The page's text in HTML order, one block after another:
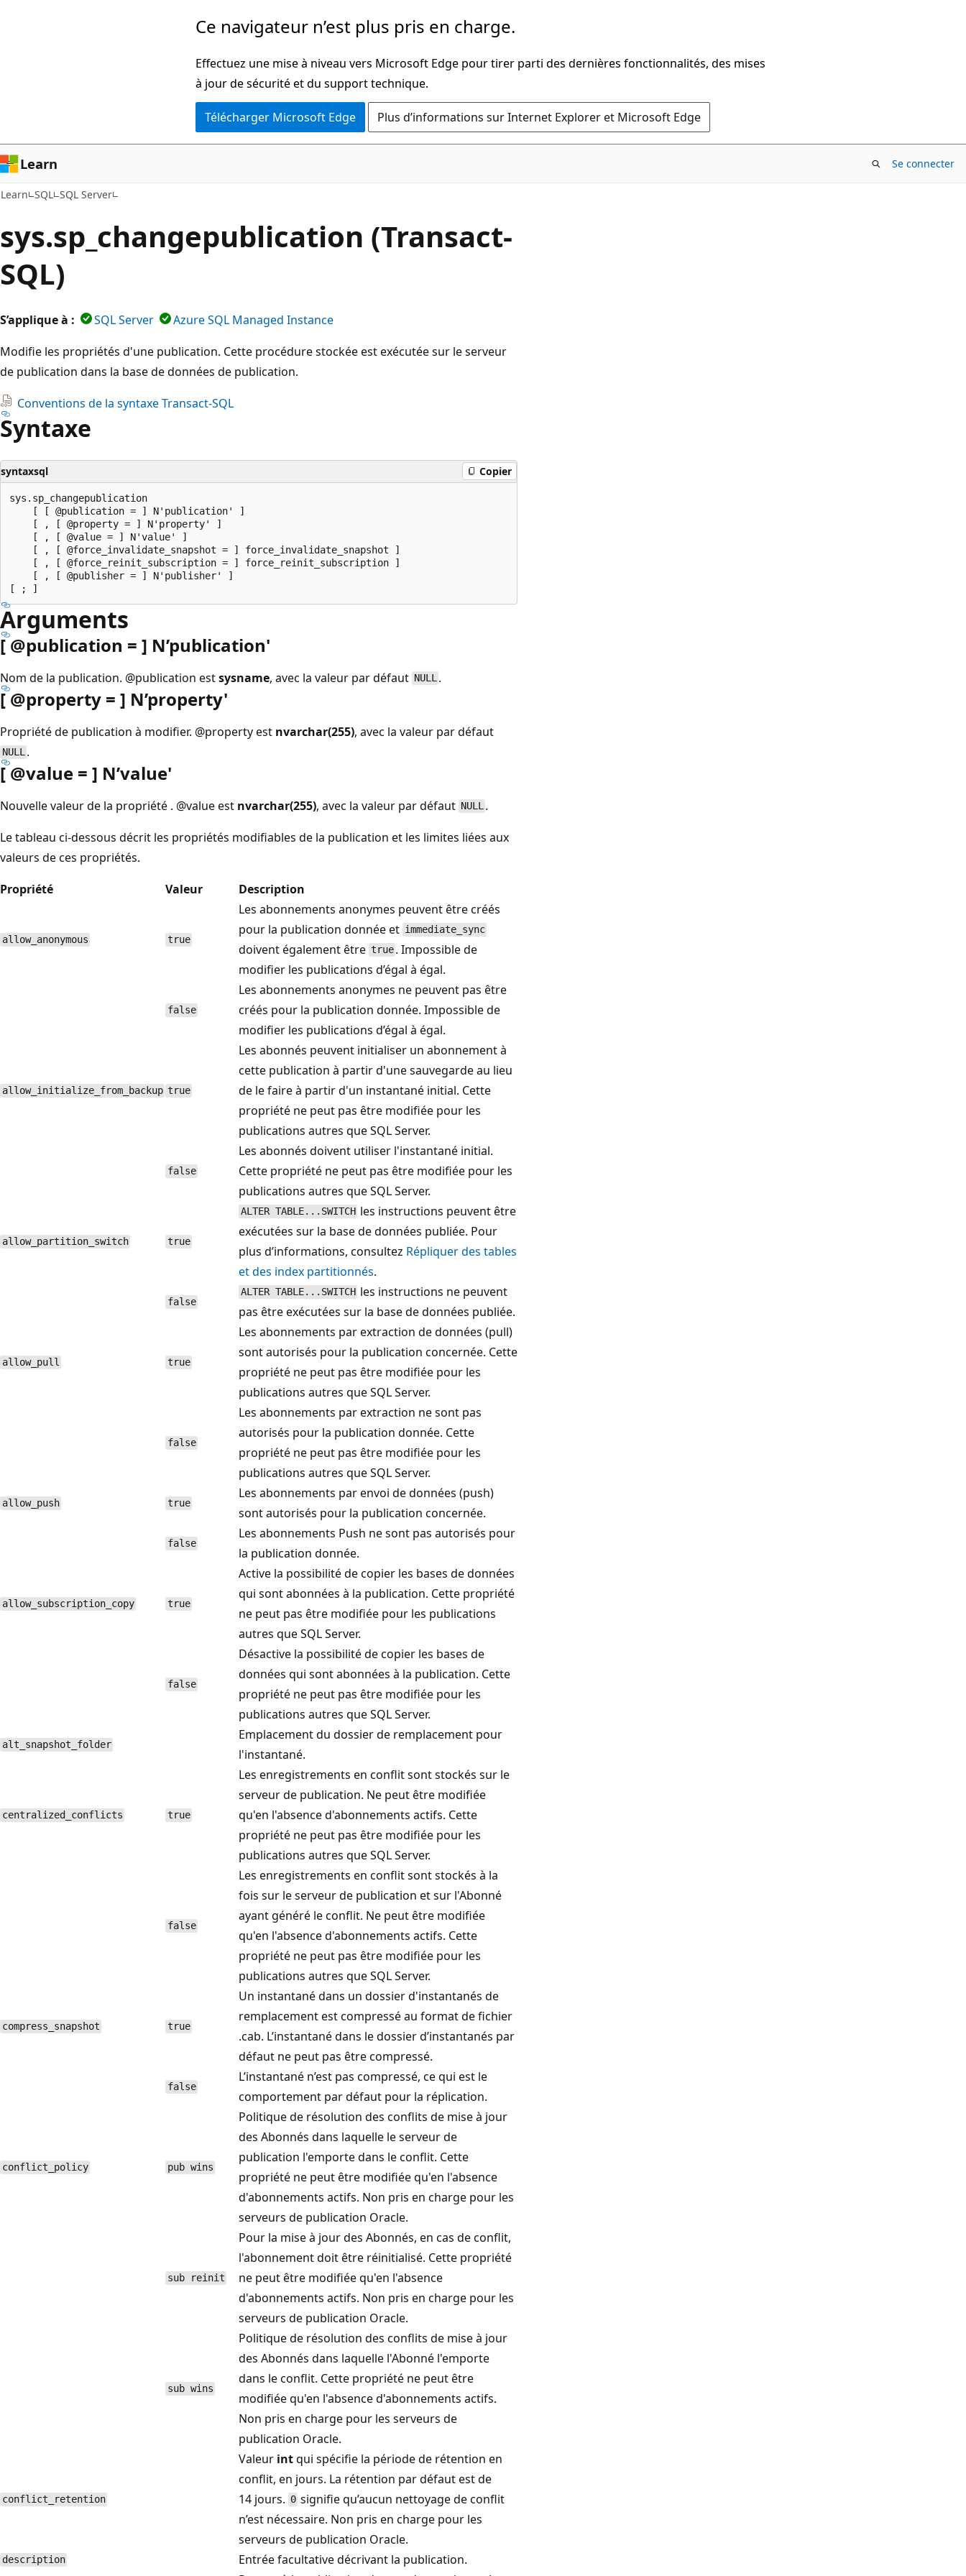
Ce navigateur n’est plus pris en charge.
Effectuez une mise à niveau vers Microsoft Edge pour tirer parti des dernières fonctionnalités, des mises
à jour de sécurité et du support technique.
Télécharger Microsoft Edge Plus d’informations sur Internet Explorer et Microsoft Edge
Learn Se connecter
Learn SQL SQL Server
sys.sp_changepublication (Transact-
SQL)
S’applique à : SQL Server
Azure SQL Managed Instance
Modifie les propriétés d'une publication. Cette procédure stockée est exécutée sur le serveur
de publication dans la base de données de publication.
Conventions de la syntaxe Transact-SQL
Syntaxe
syntaxsql Copier
sys.sp_changepublication
    [ [ @publication = ] N'publication' ]
    [ , [ @property = ] N'property' ]
    [ , [ @value = ] N'value' ]
    [ , [ @force_invalidate_snapshot = ] force_invalidate_snapshot ]
    [ , [ @force_reinit_subscription = ] force_reinit_subscription ]
    [ , [ @publisher = ] N'publisher' ]
Arguments
[ @publication = ] N’publication'
Nom de la publication. @publication estsysname, avec la valeur par défaut NULL .
[ @property = ] N’property'
Propriété de publication à modifier. @property est nvarchar(255), avec la valeur par défaut
NULL .
[ @value = ] N’value'
Nouvelle valeur de la propriété . @value est nvarchar(255), avec la valeur par défaut NULL .
Le tableau ci-dessous décrit les propriétés modifiables de la publication et les limites liées aux
valeurs de ces propriétés.
Propriété
Valeur Description
allow_anonymous true
Les abonnements anonymes peuvent être créés
pour la publication donnée et immediate_sync
doivent également être true . Impossible de
modifier les publications d’égal à égal.
false
Les abonnements anonymes ne peuvent pas être
créés pour la publication donnée. Impossible de
modifier les publications d’égal à égal.
allow_initialize_from_backup true
Les abonnés peuvent initialiser un abonnement à
cette publication à partir d'une sauvegarde au lieu
de le faire à partir d'un instantané initial. Cette
propriété ne peut pas être modifiée pour les
publications autres que SQL Server.
false
Les abonnés doivent utiliser l'instantané initial.
Cette propriété ne peut pas être modifiée pour les
publications autres que SQL Server.
allow_partition_switch true
ALTER TABLE...SWITCH les instructions peuvent être
exécutées sur la base de données publiée. Pour
plus d’informations, consultez Répliquer des tables
et des index partitionnés.
false
ALTER TABLE...SWITCH les instructions ne peuvent
pas être exécutées sur la base de données publiée.
allow_pull true
Les abonnements par extraction de données (pull)
sont autorisés pour la publication concernée. Cette
propriété ne peut pas être modifiée pour les
publications autres que SQL Server.
false
Les abonnements par extraction ne sont pas
autorisés pour la publication donnée. Cette
propriété ne peut pas être modifiée pour les
publications autres que SQL Server.
allow_push true
Les abonnements par envoi de données (push)
sont autorisés pour la publication concernée.
false
Les abonnements Push ne sont pas autorisés pour
la publication donnée.
allow_subscription_copy true
Active la possibilité de copier les bases de données
qui sont abonnées à la publication. Cette propriété
ne peut pas être modifiée pour les publications
autres que SQL Server.
false
Désactive la possibilité de copier les bases de
données qui sont abonnées à la publication. Cette
propriété ne peut pas être modifiée pour les
publications autres que SQL Server.
alt_snapshot_folder
Emplacement du dossier de remplacement pour
l'instantané.
centralized_conflicts true
Les enregistrements en conflit sont stockés sur le
serveur de publication. Ne peut être modifiée
qu'en l'absence d'abonnements actifs. Cette
propriété ne peut pas être modifiée pour les
publications autres que SQL Server.
false
Les enregistrements en conflit sont stockés à la
fois sur le serveur de publication et sur l'Abonné
ayant généré le conflit. Ne peut être modifiée
qu'en l'absence d'abonnements actifs. Cette
propriété ne peut pas être modifiée pour les
publications autres que SQL Server.
compress_snapshot true
Un instantané dans un dossier d'instantanés de
remplacement est compressé au format de fichier
.cab. L’instantané dans le dossier d’instantanés par
défaut ne peut pas être compressé.
false
L’instantané n’est pas compressé, ce qui est le
comportement par défaut pour la réplication.
conflict_policy pub wins
Politique de résolution des conflits de mise à jour
des Abonnés dans laquelle le serveur de
publication l'emporte dans le conflit. Cette
propriété ne peut être modifiée qu'en l'absence
d'abonnements actifs. Non pris en charge pour les
serveurs de publication Oracle.
sub reinit
Pour la mise à jour des Abonnés, en cas de conflit,
l'abonnement doit être réinitialisé. Cette propriété
ne peut être modifiée qu'en l'absence
d'abonnements actifs. Non pris en charge pour les
serveurs de publication Oracle.
sub wins
Politique de résolution des conflits de mise à jour
des Abonnés dans laquelle l'Abonné l'emporte
dans le conflit. Cette propriété ne peut être
modifiée qu'en l'absence d'abonnements actifs.
Non pris en charge pour les serveurs de
publication Oracle.
conflict_retention
Valeur intqui spécifie la période de rétention en
conflit, en jours. La rétention par défaut est de
14 jours. 0 signifie qu’aucun nettoyage de conflit
n’est nécessaire. Non pris en charge pour les
serveurs de publication Oracle.
description
Entrée facultative décrivant la publication.